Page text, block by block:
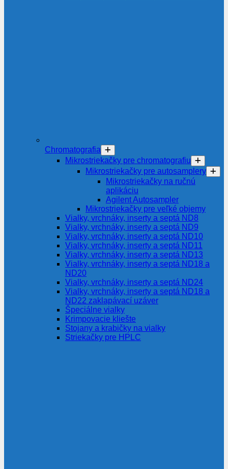
Chromatografia
Mikrostriekačky pre chromatografiu
Mikrostriekačky pre autosamplery
Mikrostriekačky na ručnú
aplikáciu
Agilent Autosampler
Mikrostriekačky pre veľké objemy
Vialky, vrchnáky, inserty a septá ND8
Vialky, vrchnáky, inserty a septá ND9
Vialky, vrchnáky, inserty a septá ND10
Vialky, vrchnáky, inserty a septá ND11
Vialky, vrchnáky, inserty a septá ND13
Vialky, vrchnáky, inserty a septá ND18 a
ND20
Vialky, vrchnáky, inserty a septá ND24
Vialky, vrchnáky, inserty a septá ND18 a
ND22 zaklapávací uzáver
Špeciálne vialky
Krimpovacie kliešte
Stojany a krabičky na vialky
Striekačky pre HPLC